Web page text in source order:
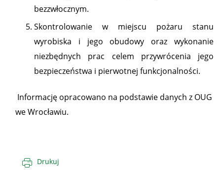
bezzwłocznym.
Skontrolowanie w miejscu pożaru stanu
wyrobiska i jego obudowy oraz wykonanie
niezbędnych prac celem przywrócenia jego
bezpieczeństwa i pierwotnej funkcjonalności.
Informację opracowano na podstawie danych z OUG
we Wrocławiu.
Drukuj